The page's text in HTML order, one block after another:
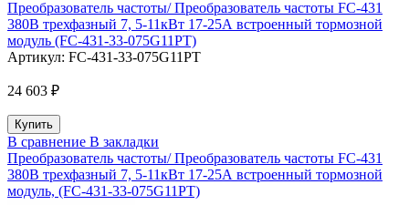
Преобразователь частоты/ Преобразователь частоты FC-431
380В трехфазный 7, 5-11кВт 17-25А встроенный тормозной
модуль (FC-431-33-075G11PT)
Артикул: FC-431-33-075G11PT
24 603 ₽
В сравнение В закладки
Преобразователь частоты/ Преобразователь частоты FC-431
380В трехфазный 7, 5-11кВт 17-25А встроенный тормозной
модуль, (FC-431-33-075G11PT)